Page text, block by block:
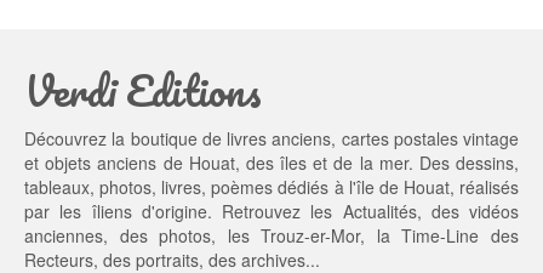
t :
5,
0
0 €.
Verdi Editions
Découvrez la boutique de livres anciens, cartes postales vintage
et objets anciens de Houat, des îles et de la mer. Des dessins,
tableaux, photos, livres, poèmes dédiés à l'île de Houat, réalisés
par les îliens d'origine. Retrouvez les Actualités, des vidéos
anciennes, desphotos, lesTrouz-er-Mor, laTime-Line des
Recteurs, des portraits, des archives...